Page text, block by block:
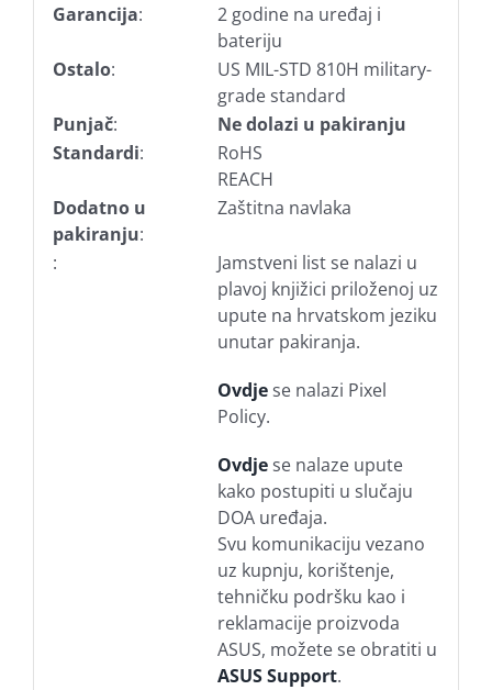
Garancija:
2 godine na uređaj i
bateriju
Ostalo:
US MIL-STD 810H military-
grade standard
Punjač:
Ne dolazi u pakiranju
Standardi:
RoHS
REACH
Dodatno u
pakiranju:
Zaštitna navlaka
:
Jamstveni list se nalazi u
plavoj knjižici priloženoj uz
upute na hrvatskom jeziku
unutar pakiranja.
Ovdjese nalazi Pixel
Policy.
Ovdjese nalaze upute
kako postupiti u slučaju
DOA uređaja.
Svu komunikaciju vezano
uz kupnju, korištenje,
tehničku podršku kao i
reklamacije proizvoda
ASUS, možete se obratiti u
ASUS Support.